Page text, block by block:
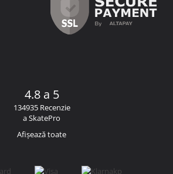
4.8 a 5
134935 Recenzie
a SkatePro
Afișează toate